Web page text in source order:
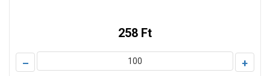
258 Ft
– +